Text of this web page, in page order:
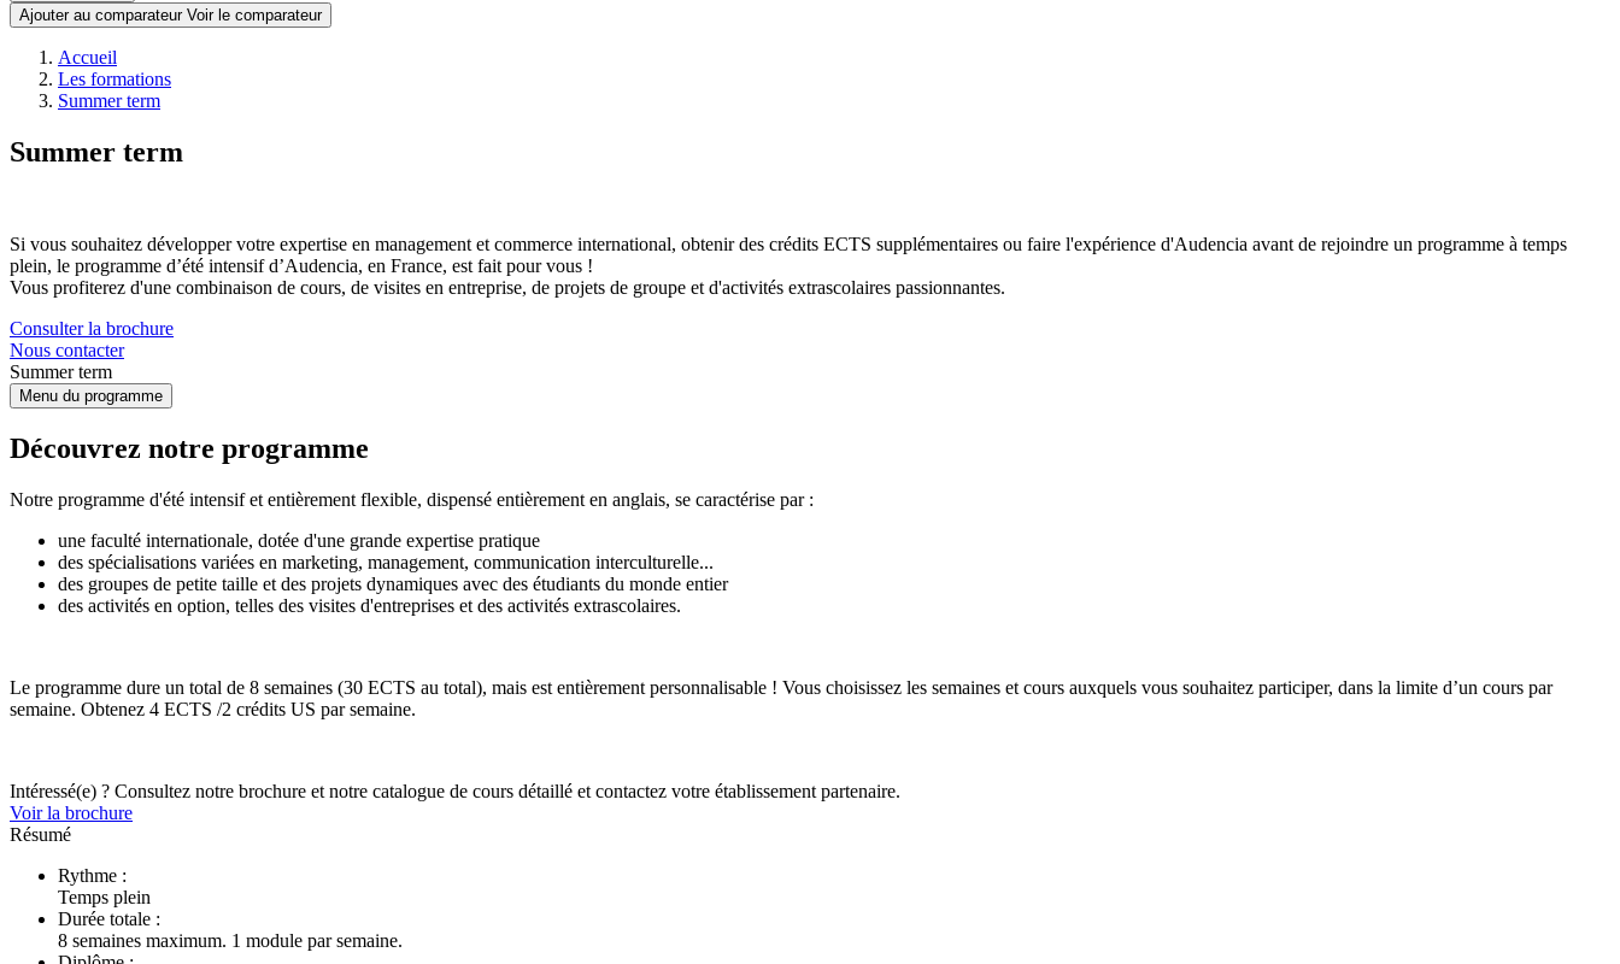
Ajouter au comparateur Voir le comparateur
d'Ariane
Accueil
Les formations
Summer term
Summer term
Si vous souhaitez développer votre expertise en management et commerce international, obtenir des crédits ECTS supplémentaires ou faire l'expérience d'Audencia avant de rejoindre un programme à temps
plein, le programme d’été intensif d’Audencia, en France, est fait pour vous !
Vous profiterez d'une combinaison de cours, de visites en entreprise, de projets de groupe et d'activités extrascolaires passionnantes.
Consulter la brochure
Nous contacter
Summer term
Menu du programme
Découvrez notre programme
Notre programme d'été intensif et entièrement flexible, dispensé entièrement en anglais, se caractérise par :
une faculté internationale, dotée d'une grande expertise pratique
des spécialisations variées en marketing, management, communication interculturelle...
des groupes de petite taille et des projets dynamiques avec des étudiants du monde entier
des activités en option, telles des visites d'entreprises et des activités extrascolaires.
Le programme dure un total de 8 semaines (30 ECTS au total), mais est entièrement personnalisable ! Vous choisissez les semaines et cours auxquels vous souhaitez participer, dans la limite d’un cours par
semaine. Obtenez 4 ECTS /2 crédits US par semaine.
Intéressé(e) ? Consultez notre brochure et notre catalogue de cours détaillé et contactez votre établissement partenaire.
Voir la brochure
Résumé
Rythme :
Temps plein
Durée totale :
8 semaines maximum. 1 module par semaine.